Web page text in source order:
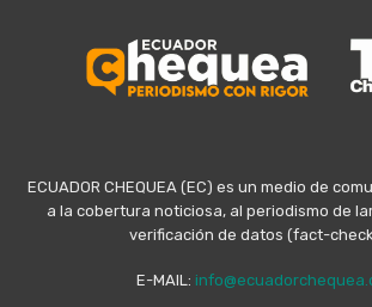
ECUADOR CHEQUEA (EC) es un medio de
a la cobertura noticiosa, al periodismo de
verificación de datos (fact-
E-MAIL: